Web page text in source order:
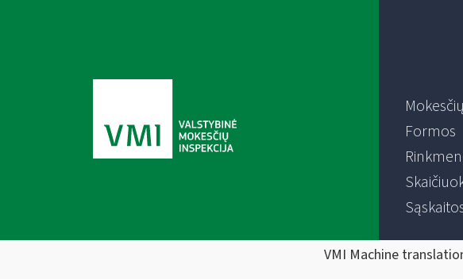
Formos
VMI Machine